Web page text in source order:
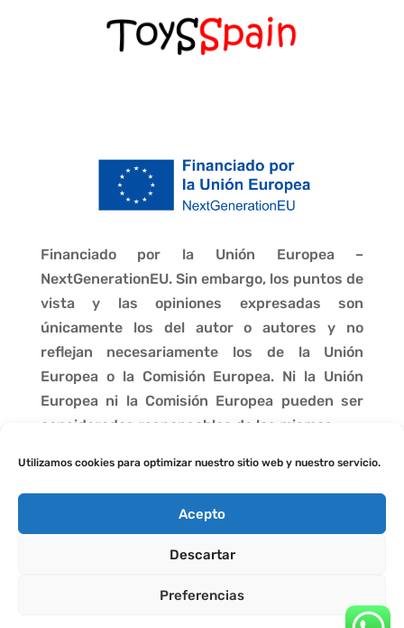
Utilizamos cookies para optimizar nuestro sitio web y nuestro servicio.
Acepto
Descartar
Preferencias
Financiado por la Unión Europea –
NextGenerationEU. Sin embargo, los puntos de
vista y las opiniones expresadas son
únicamente los del autor o autores y no
reflejan necesariamente los de la Unión
Europea o la Comisión Europea. Ni la Unión
Europea ni la Comisión Europea pueden ser
consideradas responsables de las mismas.